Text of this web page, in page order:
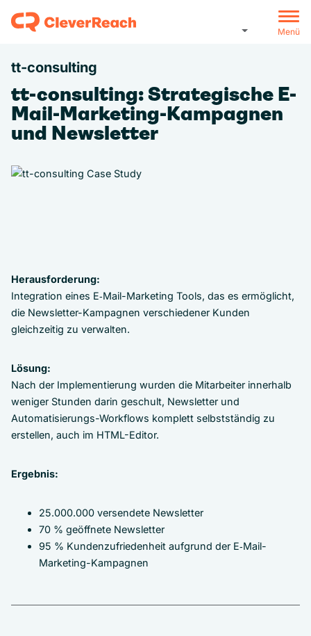
Menü
tt-consulting
tt-consulting: Strategische E-
Mail-Marketing-Kampagnen
und Newsletter
Herausforderung:
Integration eines E‑Mail-Marketing Tools, das es ermöglicht,
die Newsletter-Kampagnen verschiedener Kunden
gleichzeitig zu verwalten.
Lösung:
Nach der Implementierung wurden die Mitarbeiter innerhalb
weniger Stunden darin geschult, Newsletter und
Automatisierungs-Workflows komplett selbstständig zu
erstellen, auch im HTML-Editor.
Ergebnis:
25.000.000 versendete Newsletter
70 % geöffnete Newsletter
95 % Kundenzufriedenheit aufgrund der E‑Mail-
Marketing-Kampagnen